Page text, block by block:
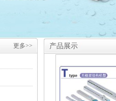
更多>> 产品展示